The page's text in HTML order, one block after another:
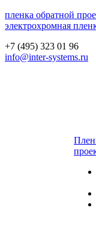
пленка обратной
электрохромная
+7 (495) 323 01 96
info@inter-systems.ru